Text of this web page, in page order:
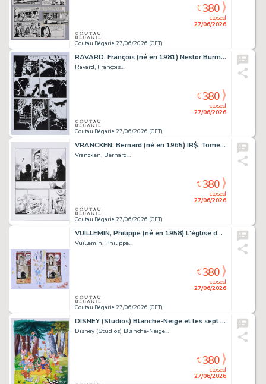
Coutau Bégarie 27/06/2026 (CET)
closed
27/06/2026
€380
RAVARD, François (né en 1981) Nestor Burma, Tome 13,...
Ravard, François...
Coutau Bégarie 27/06/2026 (CET)
closed
27/06/2026
€380
VRANCKEN, Bernard (né en 1965) IR$, Tome 14, Les survivants...
Vrancken, Bernard...
Coutau Bégarie 27/06/2026 (CET)
closed
27/06/2026
€380
VUILLEMIN, Philippe (né en 1958) L'église dans la tourmente,...
Vuillemin, Philippe...
Coutau Bégarie 27/06/2026 (CET)
closed
27/06/2026
€380
DISNEY (Studios) Blanche-Neige et les sept nains. Gouache...
Disney (Studios) Blanche-Neige...
closed
27/06/2026
€380